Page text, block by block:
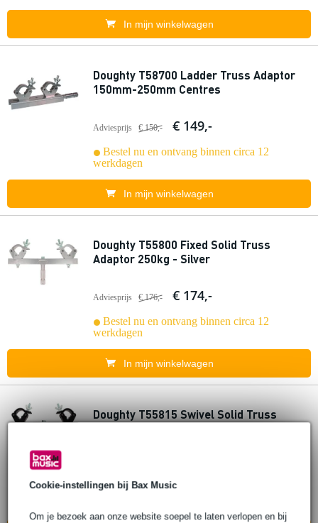
Cookie-instellingen bij Bax Music
Om je bezoek aan onze website soepel te laten verlopen en bij
In mijn winkelwagen
Doughty T58700 Ladder Truss Adaptor
150mm-250mm Centres
Adviesprijs € 150,- € 149,-
Bestel nu en ontvang binnen circa 12
werkdagen
In mijn winkelwagen
Doughty T55800 Fixed Solid Truss
Adaptor 250kg - Silver
Adviesprijs € 176,- € 174,-
Bestel nu en ontvang binnen circa 12
werkdagen
In mijn winkelwagen
Doughty T55815 Swivel Solid Truss
Bestel nu en ontvang binnen circa 12